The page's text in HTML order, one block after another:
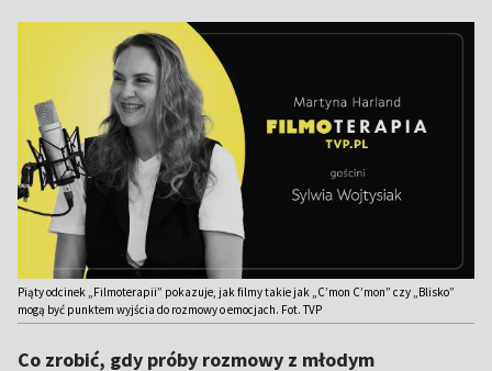
Piąty odcinek „Filmoterapii” pokazuje, jak filmy takie jak „C’mon C’mon” czy „Blisko”
mogą być punktem wyjścia do rozmowy o emocjach. Fot. TVP
Co zrobić, gdy próby rozmowy z młodym